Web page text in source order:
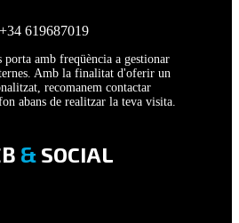
619687019
amb freqüència a gestionar
Amb la finalitat d'oferir un
recomanem contactar
abans de realitzar la teva visita.
& SOCIAL